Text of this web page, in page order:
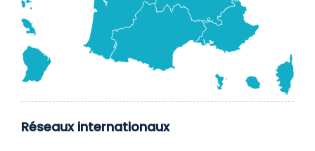
Réseaux internationaux